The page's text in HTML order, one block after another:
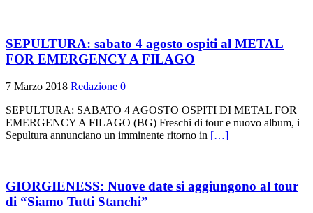
SEPULTURA: sabato 4 agosto ospiti al METAL
FOR EMERGENCY A FILAGO
7 Marzo 2018 Redazione 0
SEPULTURA: SABATO 4 AGOSTO OSPITI DI METAL FOR
EMERGENCY A FILAGO (BG) Freschi di tour e nuovo album, i
Sepultura annunciano un imminente ritorno in […]
GIORGIENESS: Nuove date si aggiungono al tour
di “Siamo Tutti Stanchi”